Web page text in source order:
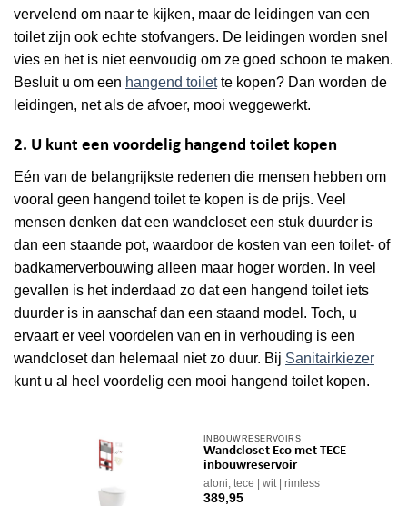
vervelend om naar te kijken, maar de leidingen van een
toilet zijn ook echte stofvangers. De leidingen worden snel
vies en het is niet eenvoudig om ze goed schoon te maken.
Besluit u om een hangend toilette kopen? Dan worden de
leidingen, net als de afvoer, mooi weggewerkt.
2. U kunt een voordelig hangend toilet kopen
Eén van de belangrijkste redenen die mensen hebben om
vooral geen hangend toilet te kopen is de prijs. Veel
mensen denken dat een wandcloset een stuk duurder is
dan een staande pot, waardoor de kosten van een toilet- of
badkamerverbouwing alleen maar hoger worden. In veel
gevallen is het inderdaad zo dat een hangend toilet iets
duurder is in aanschaf dan een staand model. Toch, u
ervaart er veel voordelen van en in verhouding is een
wandcloset dan helemaal niet zo duur. Bij Sanitairkiezer
kunt u al heel voordelig een mooi hangend toilet kopen.
INBOUWRESERVOIRS
Wandcloset Eco met TECE
inbouwreservoir
aloni, tece wit rimless
389,95